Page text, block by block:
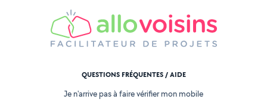
QUESTIONS FRÉQUENTES / AIDE
Je n'arrive pas à faire vérifier mon mobile